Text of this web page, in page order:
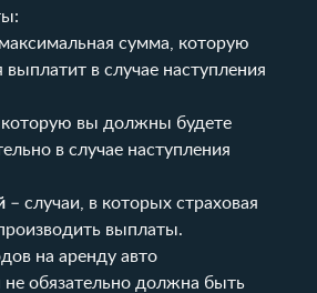
сумма, которую
выплатит в случае наступления
вы должны будете
в случае наступления
– случаи, в которых страховая
выплаты.
на аренду авто
обязательно должна быть